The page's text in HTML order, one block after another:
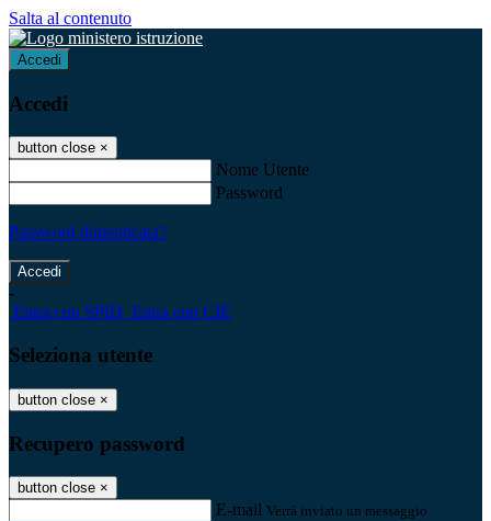
Salta al contenuto
Accedi
Accedi
button close ×
Nome Utente
Password
Password dimenticata?
-
Entra con SPID Entra con CIE
Seleziona utente
button close ×
Recupero password
button close ×
E-mail Verrà inviato un messaggio